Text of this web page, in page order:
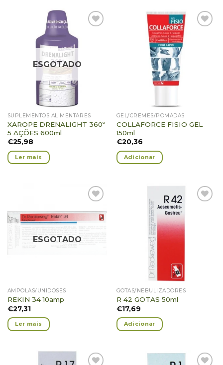
Adicionar
Favoritos
ESGOTADO
SUPLEMENTOS ALIMENTARES
XAROPE DRENALIGHT 360º
5 AÇÕES 600ml
€25,98
Ler mais
Adicionar
GEL/CREMES/POMADAS
COLLAFORCE FISIO GEL
150ml
€20,36
Adicionar
Adicionar
Favoritos
ESGOTADO
AMPOLAS/UNIDOSES
REKIN 34 10amp
€27,31
Ler mais
Favoritos
GOTAS/NEBULIZADORES
R 42 GOTAS 50ml
€17,69
Adicionar